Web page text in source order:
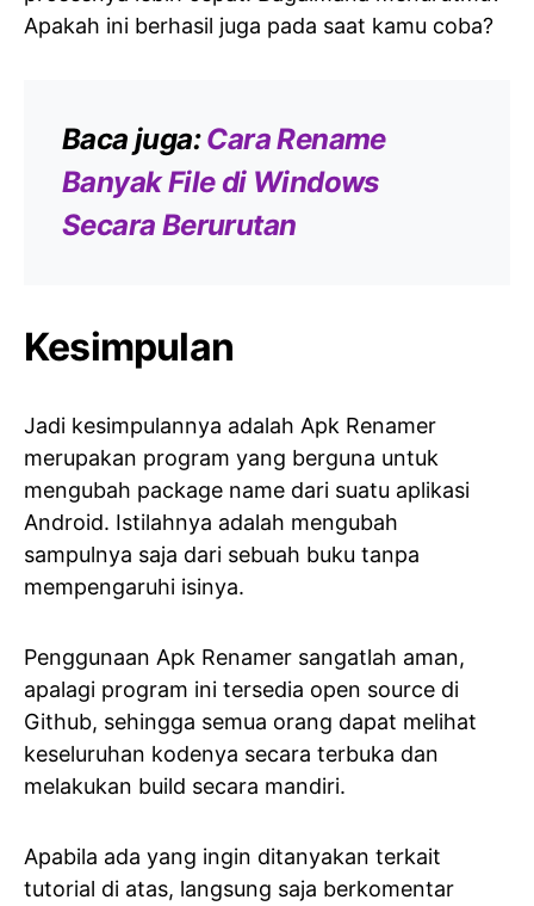
Apakah ini berhasil juga pada saat kamu coba?
Baca juga:Cara Rename
Banyak File di Windows
Secara Berurutan
Kesimpulan
Jadi kesimpulannya adalah Apk Renamer
merupakan program yang berguna untuk
mengubah package name dari suatu aplikasi
Android. Istilahnya adalah mengubah
sampulnya saja dari sebuah buku tanpa
mempengaruhi isinya.
Penggunaan Apk Renamer sangatlah aman,
apalagi program ini tersedia open source di
Github, sehingga semua orang dapat melihat
keseluruhan kodenya secara terbuka dan
melakukan build secara mandiri.
Apabila ada yang ingin ditanyakan terkait
tutorial di atas, langsung saja berkomentar